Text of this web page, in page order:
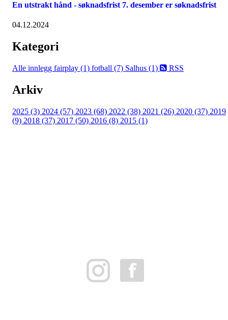
En utstrakt hånd - søknadsfrist 7. desember er søknadsfrist
04.12.2024
Kategori
Alle innlegg fairplay (1) fotball (7) Salhus (1) RSS
Arkiv
2025 (3) 2024 (57) 2023 (68) 2022 (38) 2021 (26) 2020 (37) 2019
(9) 2018 (37) 2017 (50) 2016 (8) 2015 (1)